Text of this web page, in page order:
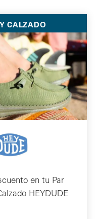
CALZADO
en tu Par
HEYDUDE